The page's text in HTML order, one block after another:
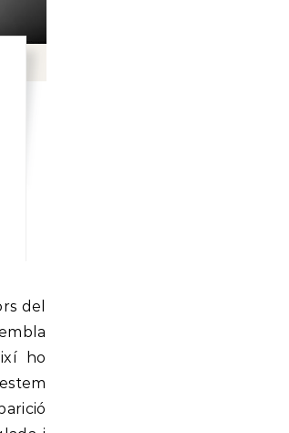
ho